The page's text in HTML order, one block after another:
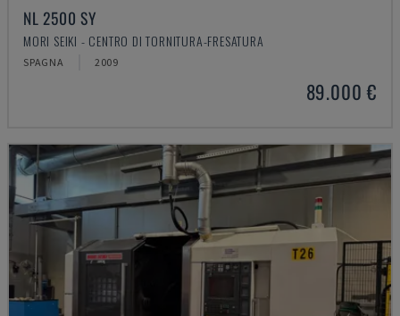
NL 2500 SY
MORI SEIKI - CENTRO DI TORNITURA-FRESATURA
SPAGNA 2009
89.000 €